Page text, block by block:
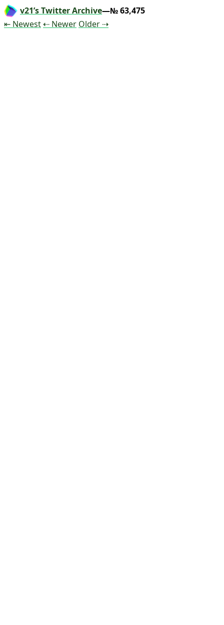
v21’s Twitter Archive—№ 63,475
⇤ NewestTweet
⇠ NewerTweet
OlderTweet
⇢